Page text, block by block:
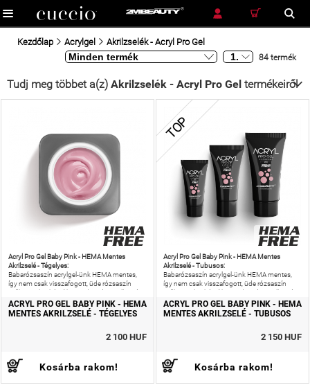
RÉSZLETES KERESÉS
Kezdőlap Acrylgel Akrilzselék - Acryl Pro Gel
84 termék
Tudj meg többet a(z) Akrilzselék - Acryl Pro Gel termékeiről
Acryl Pro Gel Baby Pink - HEMA Mentes
Akrilzselé - Tégelyes:
Babarózsaszín acrylgel-ünk HEMA mentes,
így nem csak visszafogott, üde rózsaszín
műkörmöket készíthetsz, de még az allergiás
reakciók kockázatát is
ACRYL PRO GEL BABY PINK - HEMA
MENTES AKRILZSELÉ - TÉGELYES
2 100 HUF
Kosárba rakom!
TOP
Acryl Pro Gel Baby Pink - HEMA Mentes
Akrilzselé - Tubusos:
Babarózsaszín acrylgel-ünk HEMA mentes,
így nem csak visszafogott, üde rózsaszín
műkörmöket készíthetsz, de még az allergiás
reakciók kockázatát is
ACRYL PRO GEL BABY PINK - HEMA
MENTES AKRILZSELÉ - TUBUSOS
2 150 HUF
Kosárba rakom!